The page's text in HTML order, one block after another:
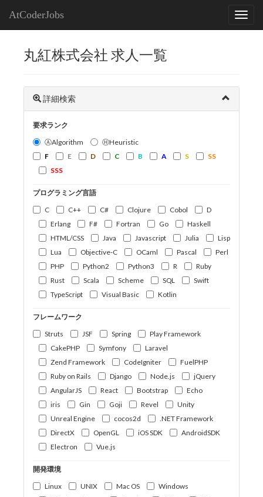
AtCoderJobs
丸紅株式会社 求人一覧
詳細検索
要求ランク
ⒶAlgorithm
ⒽHeuristic
F
E D C B A S
SS
SSS
プログラミング言語
C
C++ C# Clojure Cobol
D
Erlang
F# Fortran Go
Haskell
HTML/CSS
Java Javascript Julia
Lisp
Lua
Objective-C OCaml Pascal
Perl
PHP
Python2 Python3 R
Ruby
Rust
Scala Scheme SQL
Swift
TypeScript
Visual Basic Kotlin
フレームワーク
Struts
JSF Spring
Play Framework
CakePHP
Symfony
Laravel
Zend Framework
CodeIgniter
FuelPHP
Ruby on Rails
Django Node.js
jQuery
AngularJS
React Bootstrap
Echo
iris
Gin Goji Revel
Unity
Unreal Engine
cocos2d
.NET Framework
DirectX
OpenGL iOS SDK
AndroidSDK
Electron
Vue.js
開発環境
Linux
UNIX Mac OS
Windows